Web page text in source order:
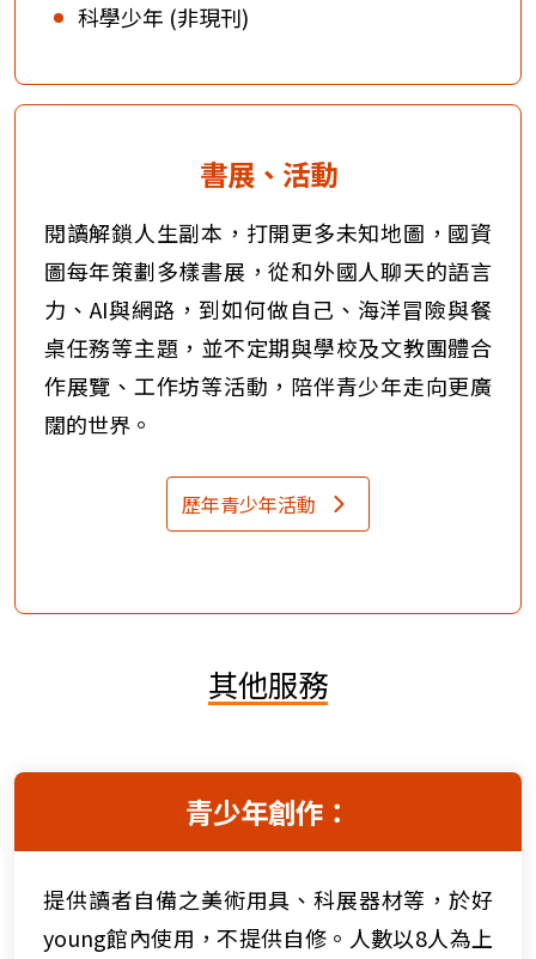
科學少年 (非現刊)
書展、活動
閱讀解鎖人生副本，打開更多未知地圖，國資
圖每年策劃多樣書展，從和外國人聊天的語言
力、AI與網路，到如何做自己、海洋冒險與餐
桌任務等主題，並不定期與學校及文教團體合
作展覽、工作坊等活動，陪伴青少年走向更廣
闊的世界。
歷年青少年活動
其他服務
青少年創作：
提供讀者自備之美術用具、科展器材等，於好
young館內使用，不提供自修。人數以8人為上